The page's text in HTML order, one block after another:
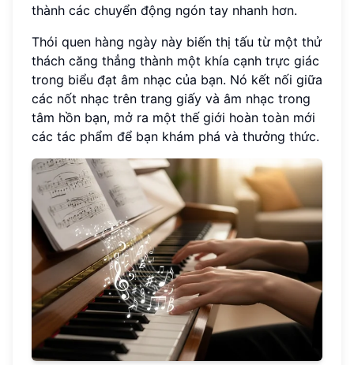
thành các chuyển động ngón tay nhanh hơn.
Thói quen hàng ngày này biến thị tấu từ một thử
thách căng thẳng thành một khía cạnh trực giác
trong biểu đạt âm nhạc của bạn. Nó kết nối giữa
các nốt nhạc trên trang giấy và âm nhạc trong
tâm hồn bạn, mở ra một thế giới hoàn toàn mới
các tác phẩm để bạn khám phá và thưởng thức.